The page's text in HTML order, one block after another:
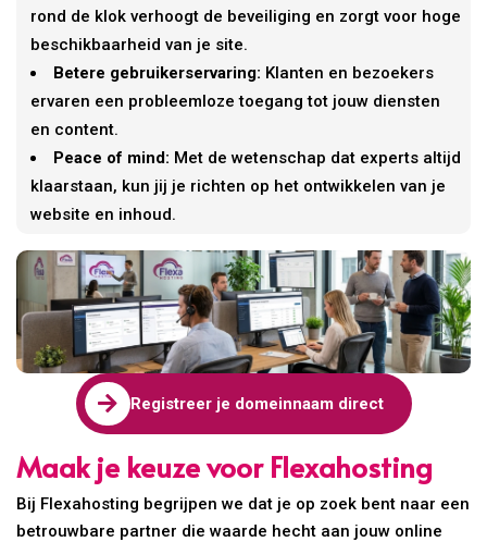
rond de klok verhoogt de beveiliging en zorgt voor hoge
beschikbaarheid van je site.
Betere gebruikerservaring: Klanten en bezoekers
ervaren een probleemloze toegang tot jouw diensten
en content.
Peace of mind: Met de wetenschap dat experts altijd
klaarstaan, kun jij je richten op het ontwikkelen van je
website en inhoud.
 Registreer je domeinnaam direct
Maak je keuze voor Flexahosting
Bij Flexahosting begrijpen we dat je op zoek bent naar een
betrouwbare partner die waarde hecht aan jouw online